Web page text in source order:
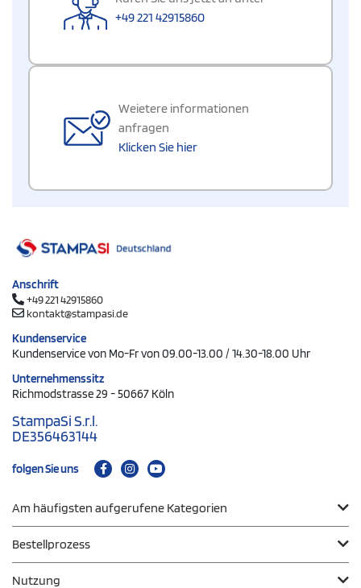
+49 221 42915860
Weietere informationen
anfragen
Klicken Sie hier
Anschrift
+49 221 42915860
kontakt@stampasi.de
Kundenservice
Kundenservice von Mo-Fr von 09.00-13.00 / 14.30-18.00 Uhr
Unternehmenssitz
Richmodstrasse 29 - 50667 Köln
StampaSi S.r.l.
DE356463144
folgen Sie uns
Am häufigsten aufgerufene Kategorien
Bestellprozess
Nutzung